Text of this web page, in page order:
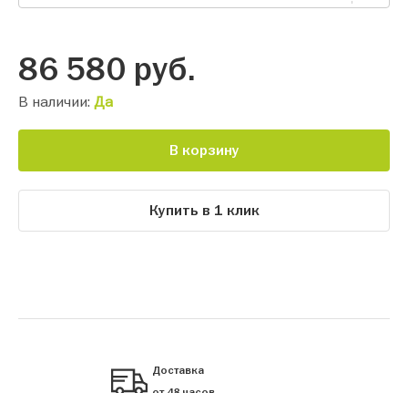
86 580 руб.
В наличии: Да
В корзину
Купить в 1 клик
Доставка